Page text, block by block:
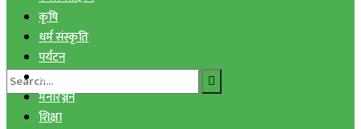
कृषि
धर्म संस्कृति
पर्यटन
प्रविधि
मनोरञ्जन
शिक्षा